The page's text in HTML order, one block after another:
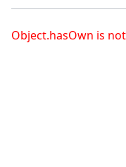
Object.hasOwn is